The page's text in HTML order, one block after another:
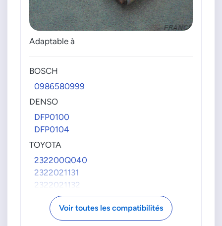
Adaptable à
BOSCH
0986580999
DENSO
DFP0100
DFP0104
TOYOTA
232200Q040
2322021131
2322021132
2322037050
2322037170
23220OP010
Voir toutes les compatibilités